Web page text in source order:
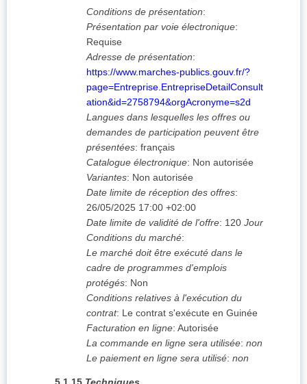
Conditions de présentation:
Présentation par voie électronique:
Requise
Adresse de présentation:
https://www.marches-publics.gouv.fr/?
page=Entreprise.EntrepriseDetailConsult
ation&id=2758794&orgAcronyme=s2d
Langues dans lesquelles les offres ou
demandes de participation peuvent être
présentées: français
Catalogue électronique: Non autorisée
Variantes: Non autorisée
Date limite de réception des offres:
26/05/2025 17:00 +02:00
Date limite de validité de l'offre: 120 Jour
Conditions du marché:
Le marché doit être exécuté dans le
cadre de programmes d'emplois
protégés: Non
Conditions relatives à l'exécution du
contrat: Le contrat s'exécute en Guinée
Facturation en ligne: Autorisée
La commande en ligne sera utilisée: non
Le paiement en ligne sera utilisé: non